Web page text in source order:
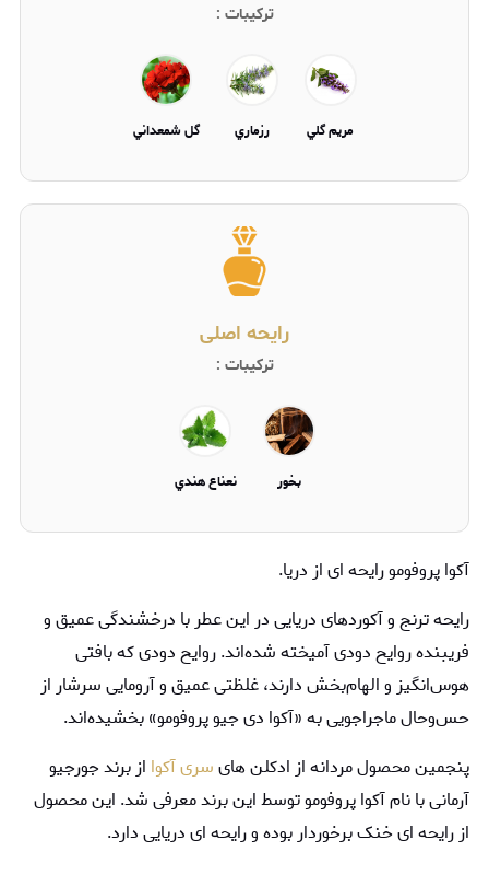
ترکیبات :
مريم گلي رزماري گل شمعداني
رایحه اصلی
ترکیبات :
بخور نعناع هندي
آکوا پروفومو رایحه ای از دریا.
رایحه ترنج و آکوردهای دریایی در این عطر با درخشندگی عمیق و
فریبنده روایح دودی آمیخته شده‌اند. روایح دودی که بافتی
هوس‌انگیز و الهام‌بخش دارند، غلظتی عمیق و آرومایی سرشار از
حس‌وحال ماجراجویی به «آکوا دی جیو پروفومو» بخشیده‌اند.
پنجمین محصول مردانه از ادکلن هایسری آکوا از برند جورجیو
آرمانی با نام آکوا پروفومو توسط این برند معرفی شد. این محصول
از رایحه ای خنک برخوردار بوده و رایحه ای دریایی دارد.